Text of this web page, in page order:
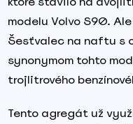
modelu Volvo S90.
Šesťvalec na naftu s
synonymom tohto
trojlitrového
Tento agregát už